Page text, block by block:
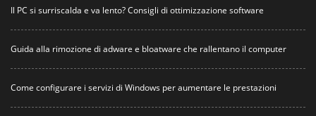
Il PC si surriscalda e va lento? Consigli di ottimizzazione software
Guida alla rimozione di adware e bloatware che rallentano il computer
Come configurare i servizi di Windows per aumentare le prestazioni